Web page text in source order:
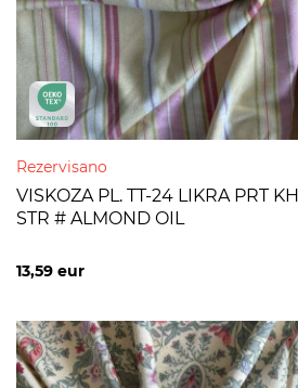
Rezervisano
VISKOZA PL. TT-24 LIKRA PRT
STR # ALMOND OIL
13,59 eur